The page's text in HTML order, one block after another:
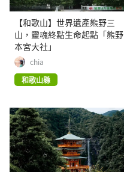
【和歌山】世界遺產熊野三
山，靈魂終點生命起點「熊野
本宮大社」
chia
和歌山縣